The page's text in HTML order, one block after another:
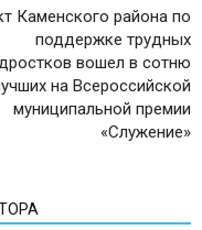
Каменского района по
поддержке трудных
вошел в сотню
на Всероссийской
муниципальной премии
«Служение»